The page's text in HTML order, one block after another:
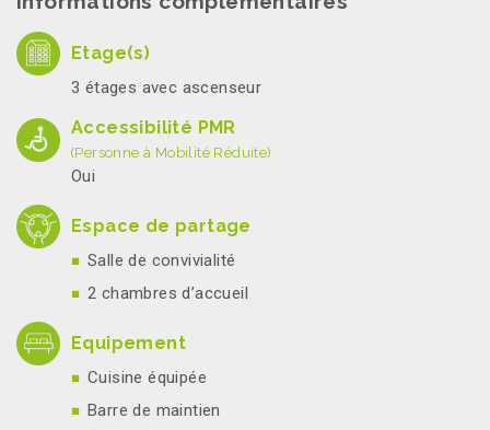
Etage(s)
3 étages avec ascenseur
Accessibilité PMR
(Personne à Mobilité Réduite)
Oui
Espace de partage
Salle de convivialité
2 chambres d’accueil
Equipement
Cuisine équipée
Barre de maintien